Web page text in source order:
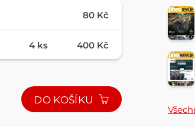
80 Kč
4 ks 400 Kč
DO KOŠÍKU